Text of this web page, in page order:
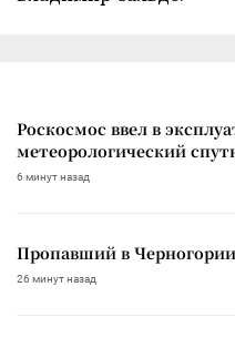
Роскосмос ввел в
метеорологический
6 минут назад
Пропавший в
26 минут назад